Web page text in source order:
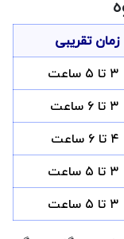
زمان تقریبی
۳ تا ۵ ساعت
۳ تا ۶ ساعت
۴ تا ۶ ساعت
۳ تا ۵ ساعت
۳ تا ۵ ساعت